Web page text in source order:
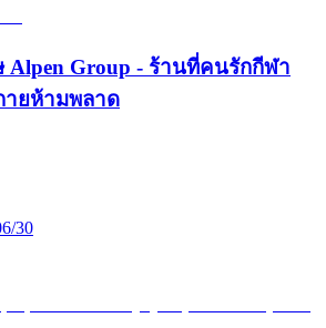
Alpen Group - ร้านที่คนรักกีฬา
ายห้ามพลาด
30